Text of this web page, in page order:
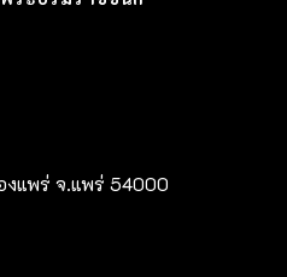
งแพร่ จ.แพร่ 54000